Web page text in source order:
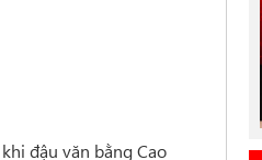
đậu văn bằng Cao